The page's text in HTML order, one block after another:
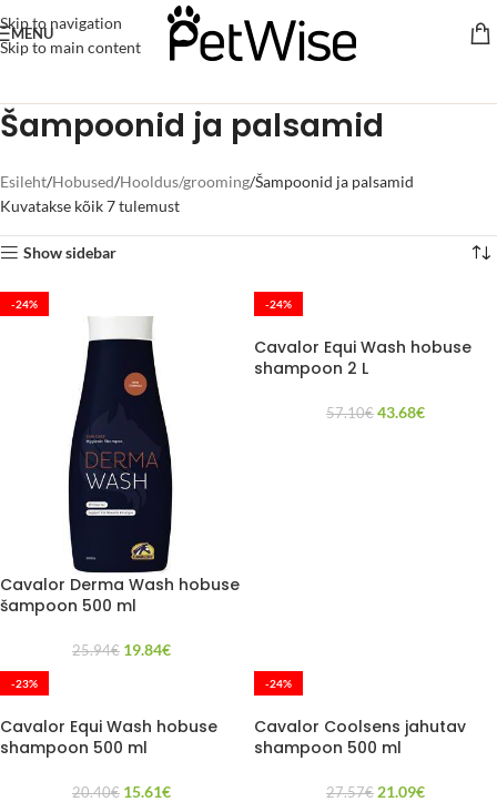
Skip to navigation
Skip to main content
MENU
Šampoonid ja palsamid
Esileht Hobused Hooldus/grooming Šampoonid ja palsamid
Kuvatakse kõik 7 tulemust
Show sidebar
-24%
Cavalor Derma Wash hobuse
šampoon 500 ml
25.94€ 19.84€
-24%
Cavalor Equi Wash hobuse
shampoon 2 L
57.10€ 43.68€
-23%
Cavalor Equi Wash hobuse
shampoon 500 ml
20.40€ 15.61€
-24%
Cavalor Coolsens jahutav
shampoon 500 ml
27.57€ 21.09€